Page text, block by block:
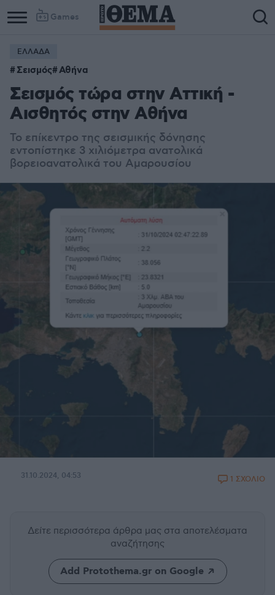
Games
ΕΛΛΑΔΑ
Σεισμός Αθήνα
Σεισμός τώρα στην Αττική -
Αισθητός στην Αθήνα
Το επίκεντρο της σεισμικής δόνησης
εντοπίστηκε 3 χιλιόμετρα ανατολικά
βορειοανατολικά του Αμαρουσίου
31.10.2024, 04:53 1 ΣΧΟΛΙΟ
Δείτε περισσότερα άρθρα μας στα αποτελέσματα
αναζήτησης
Add Protothema.gr on Google